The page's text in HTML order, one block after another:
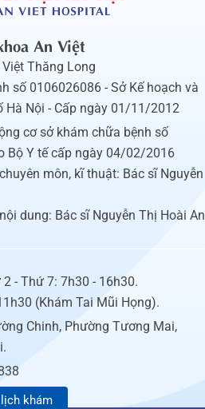
An Việt
Thăng Long
số 0106026086 - Sở Kế hoạch và
Hà Nội - Cấp ngày 01/11/2012
cơ sở khám chữa bệnh số
Bộ Y tế cấp ngày 04/02/2016
môn, kĩ thuật: Bác sĩ Nguyễn
dung: Bác sĩ Nguyễn Thị Hoài An
- Thứ 7: 7h30 - 16h30.
(Khám Tai Mũi Họng).
Chinh, Phường Tương Mai,
khám